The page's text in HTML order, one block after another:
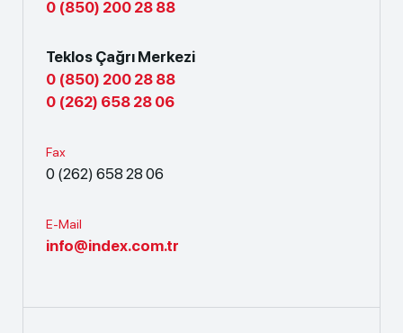
0 (850) 200 28 88
Teklos Çağrı Merkezi
0 (850) 200 28 88
0 (262) 658 28 06
Fax
0 (262) 658 28 06
E-Mail
info@index.com.tr